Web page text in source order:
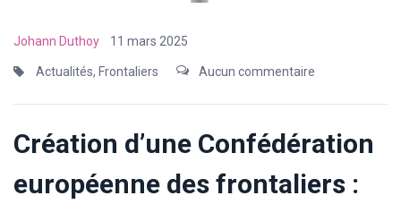
Johann Duthoy 11 mars 2025
Actualités, Frontaliers Aucun commentaire
Création d’une Confédération
européenne des frontaliers :